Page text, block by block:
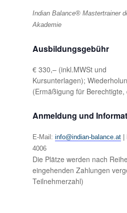
Indian Balance® Mastertrainer
Akademie
Ausbildungsgebühr
€ 330,– (inkl.MWSt und
Kursunterlagen);
(Ermäßigung für
Anmeldung und
E-Mail: info@indian-balance.at|
4006
Die Plätze werden nach
eingehenden Zahlungen
Teilnehmerzahl)